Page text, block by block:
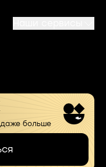
даже больше